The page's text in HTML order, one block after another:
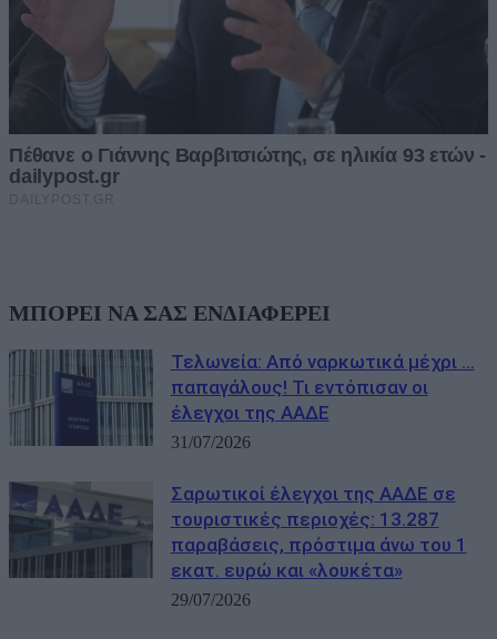
ΜΠΟΡΕΙ ΝΑ ΣΑΣ ΕΝΔΙΑΦΕΡΕΙ
Τελωνεία: Aπό ναρκωτικά μέχρι …
παπαγάλους! Τι εντόπισαν οι
έλεγχοι της ΑΑΔΕ
31/07/2026
Σαρωτικοί έλεγχοι της ΑΑΔΕ σε
τουριστικές περιοχές: 13.287
παραβάσεις, πρόστιμα άνω του 1
εκατ. ευρώ και «λουκέτα»
29/07/2026